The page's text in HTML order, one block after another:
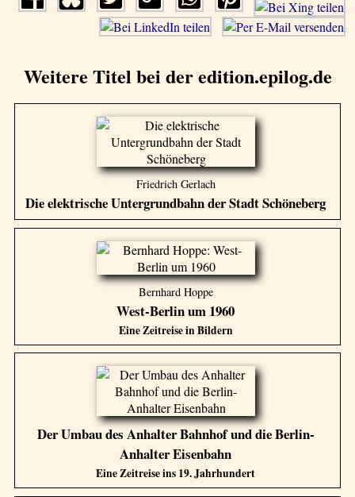
Weitere Titel bei der edition.epilog.de
Friedrich Gerlach
Die elektrische Untergrundbahn der Stadt Schöneberg
Bernhard Hoppe
West-Berlin um 1960
Eine Zeitreise in Bildern
Der Umbau des Anhalter Bahnhof und die Berlin-
Anhalter Eisenbahn
Eine Zeitreise ins 19. Jahrhundert